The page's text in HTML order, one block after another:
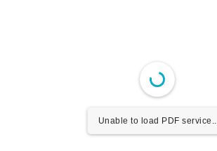
Unable to load PDF service..